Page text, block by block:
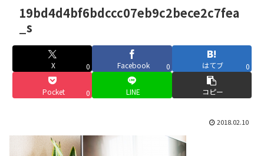
19bd4d4bf6bdccc07eb9c2bece2c7fea
_s
X 0 Facebook 0 はてブ 0
Pocket 0 LINE コピー
2018.02.10